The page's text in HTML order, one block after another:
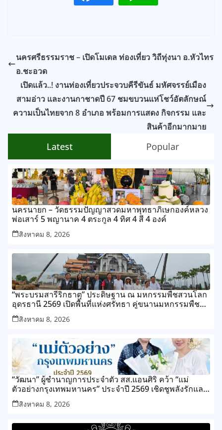
นครศรีธรรมราช – เปิดโมเดล ท่องเที่ยว วิถีทุ่งนา อ.หัวไทร
อ.ชะอวด
เปิดแล้ว..! งานท่องเที่ยวประจวบคีรีขันธ์ มหัศจรรย์เมือง
สามอ่าว และงานกาชาดปี 67 ชมขบวนแห่โชว์อัตลักษณ์
ความเป็นไทยจาก 8 อำเภอ พร้อมการแสดง กิจกรรม และ
สินค้าอีกมากมาย
Latest Popular
นครนายก – วัดธรรมปัญญาสวดมหาพุทธาภิเษกองค์หลวง
พ่อเสาร์ 5 พญานาค 4 ตระกูล 4 ทิศ 4 สี 4 องค์
สิงหาคม 8, 2026
“พระบรมสารีริกธาตุ” ประดิษฐาน ณ มหกรรมพืชสวนโลก
อุดรธานี 2569 เปิดพื้นที่แห่งศรัทธา คู่ขนานมหกรรมพืช
สวนระดับโลก
สิงหาคม 8, 2026
“วัฒนา” ผู้ชำนาญการประจำตัว สส.แอนศิริ คว้า “แม่
ตัวอย่างกรุงเทพมหานคร” ประจำปี 2569 เชิดชูพลังรักและ
ความเสียสละของแม่ เขตทุ่งครุ
สิงหาคม 8, 2026